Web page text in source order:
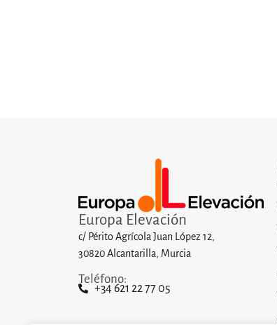
Europa Elevación
c/ Périto Agrícola Juan López 12,
30820 Alcantarilla, Murcia
Teléfono:
+34 621 22 77 05